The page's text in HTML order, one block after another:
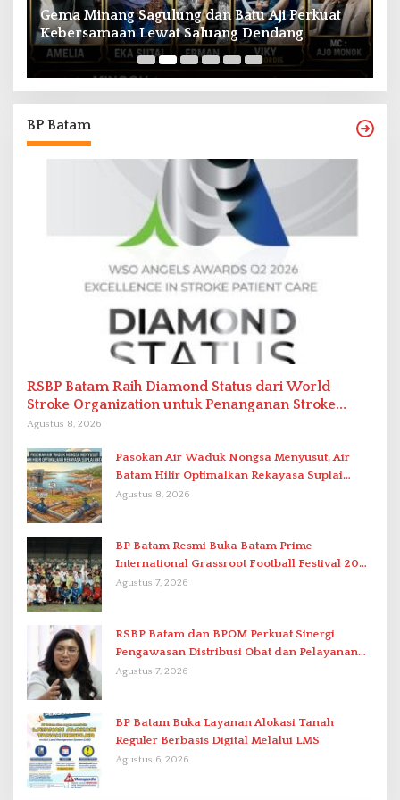
Gema Minang Sagulung dan Batu Aji Perkuat
Kebersamaan Lewat Saluang Dendang
BP Batam
RSBP Batam Raih Diamond Status dari World
Stroke Organization untuk Penanganan Stroke
Berstandar Internasional
Agustus 8, 2026
Pasokan Air Waduk Nongsa Menyusut, Air
Batam Hilir Optimalkan Rekayasa Suplai
Antar-IPAM
Agustus 8, 2026
BP Batam Resmi Buka Batam Prime
International Grassroot Football Festival 2026
di Stadion Temenggung Abdul Jamal
Agustus 7, 2026
RSBP Batam dan BPOM Perkuat Sinergi
Pengawasan Distribusi Obat dan Pelayanan
Kefarmasian
Agustus 7, 2026
BP Batam Buka Layanan Alokasi Tanah
Reguler Berbasis Digital Melalui LMS
Agustus 6, 2026